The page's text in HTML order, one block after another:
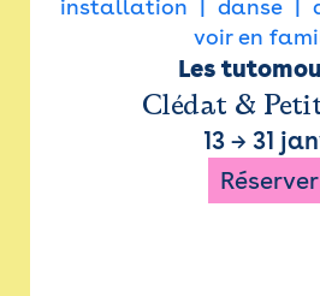
installation danse
voir en
Les
Clédat &
13→ 31
Réserver